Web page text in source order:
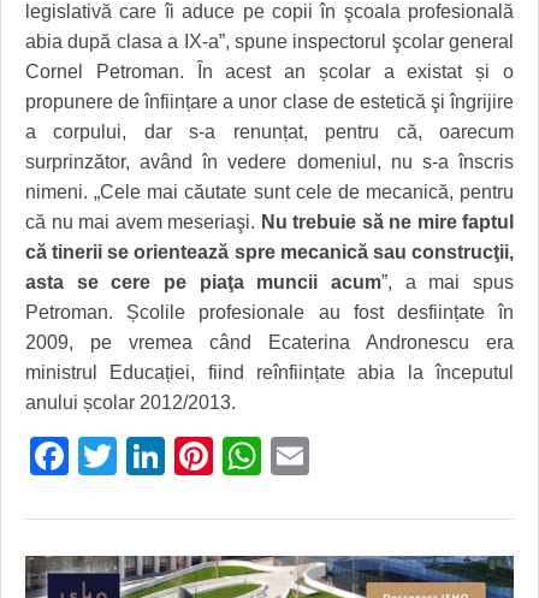
DIVERSE
FARMACII DIN TIMIŞOARA
HARTA TIMIŞOAREI
LICEE, ŞCOLI ŞI GRĂDINIŢE DIN TIMIŞ
PRIMĂRIILE DIN TIMIŞ
SFATUL MEDICULUI
SFATURI JURIDICE
legislativă care îi aduce pe copii în şcoala profesională
abia după clasa a IX-a”, spune inspectorul şcolar general
Cornel Petroman. În acest an școlar a existat și o
propunere de înființare a unor clase de estetică şi îngrijire
a corpului, dar s-a renunțat, pentru că, oarecum
surprinzător, având în vedere domeniul, nu s-a înscris
nimeni. „Cele mai căutate sunt cele de mecanică, pentru
că nu mai avem meseriaşi. Nu trebuie să ne mire faptul
că tinerii se orientează spre mecanică sau construcţii,
asta se cere pe piaţa muncii acum”, a mai spus
Petroman. Școlile profesionale au fost desființate în
2009, pe vremea când Ecaterina Andronescu era
ministrul Educației, fiind reînființate abia la începutul
anului școlar 2012/2013.
Facebook
Twitter
LinkedIn
Pinterest
WhatsApp